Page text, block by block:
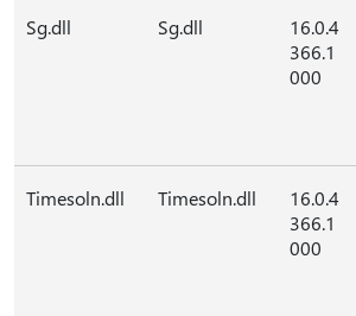
Sg.dll Sg.dll
16.0.4
366.1
000
Timesoln.dll Timesoln.dll
16.0.4
366.1
000